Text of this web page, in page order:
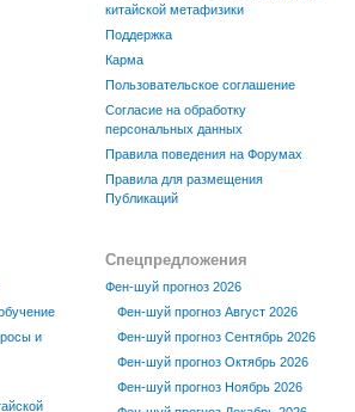
китайской метафизики
Поддержка
Карма
Пользовательское соглашение
Согласие на обработку
персональных данных
Правила поведения на Форумах
Правила для размещения
Публикаций
и
Спецпредложения
Фен-шуй прогноз 2026
Фен-шуй прогноз Август 2026
Фен-шуй прогноз Сентябрь 2026
Фен-шуй прогноз Октябрь 2026
Фен-шуй прогноз Ноябрь 2026